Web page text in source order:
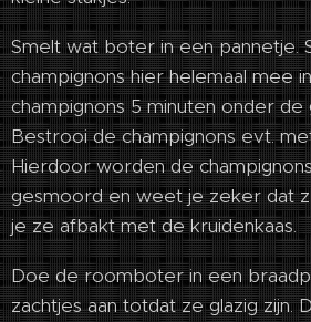
Smelt wat boter in een pannetje.
champignons hier helemaal mee
champignons 5 minuten onder de
Bestrooi de champignons evt.
Hierdoor worden de
gesmoord en weet je zeker dat
je ze afbakt met de kruidenkaas.
Doe de roomboter in een
zachtjes aan totdat ze glazig zijn.